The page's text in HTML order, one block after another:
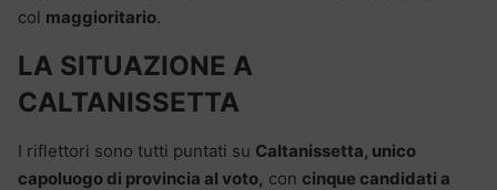
col maggioritario.
LA SITUAZIONE A
CALTANISSETTA
I riflettori sono tutti puntati su Caltanissetta, unico
capoluogo di provincia al voto, con cinque candidati a